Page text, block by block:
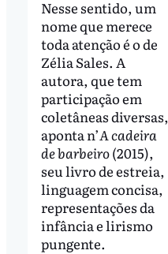
Nesse sentido, um
nome que merece
toda atenção é o de
Zélia Sales. A
autora, que tem
participação em
coletâneas diversas,
aponta n’A cadeira
de barbeiro(2015),
seu livro de estreia,
linguagem concisa,
representações da
infância e lirismo
pungente.